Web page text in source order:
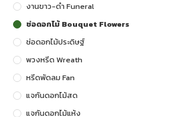
งานขาว-ดำ Funeral
ช่อดอกไม้ Bouquet Flowers
ช่อดอกไม้ประดิษฐ์
พวงหรีด Wreath
หรีดพัดลม Fan
แจกันดอกไม้สด
แจกันดอกไม้แห้ง